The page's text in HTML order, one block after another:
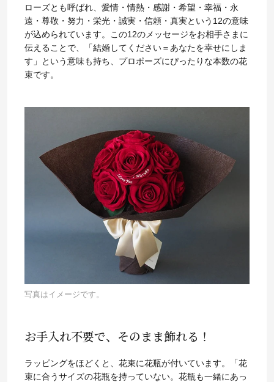
ローズとも呼ばれ、愛情・情熱・感謝・希望・幸福・永
遠・尊敬・努力・栄光・誠実・信頼・真実という12の意味
が込められています。この12のメッセージをお相手さまに
伝えることで、「結婚してください＝あなたを幸せにしま
す」という意味も持ち、プロポーズにぴったりな本数の花
束です。
写真はイメージです。
お手入れ不要で、そのまま飾れる！
ラッピングをほどくと、花束に花瓶が付いています。「花
束に合うサイズの花瓶を持っていない。花瓶も一緒にあっ